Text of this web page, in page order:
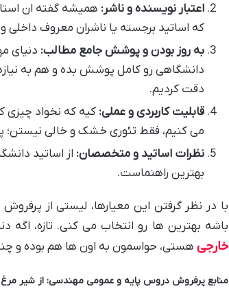
اعتبار نویسنده و ناشر: همیشه گفته ان
که اساتید برجسته یا ناشران معروف داخلی
به روز بودن و پوشش جامع مطالب: دنیای
دانشگاهی رو کامل پوشش بده و هم به
دقت کردیم.
قابلیت کاربردی و عملی: کیه که نخواد چیزی
می کنیم، فقط تئوری خشک و خالی نیستن؛ پر
نظرات اساتید و متخصصان: از اساتید
بهترین راهنماست.
با در نظر گرفتن این معیارها، لیستی از
باشه بهترین ها رو انتخاب می کنی. تازه، اگه
خارجی هستی، حواسمون به اون ها هم بوده و
منابع پرفروش دروس پایه و عمومی مهندسی: از شیر مرغ